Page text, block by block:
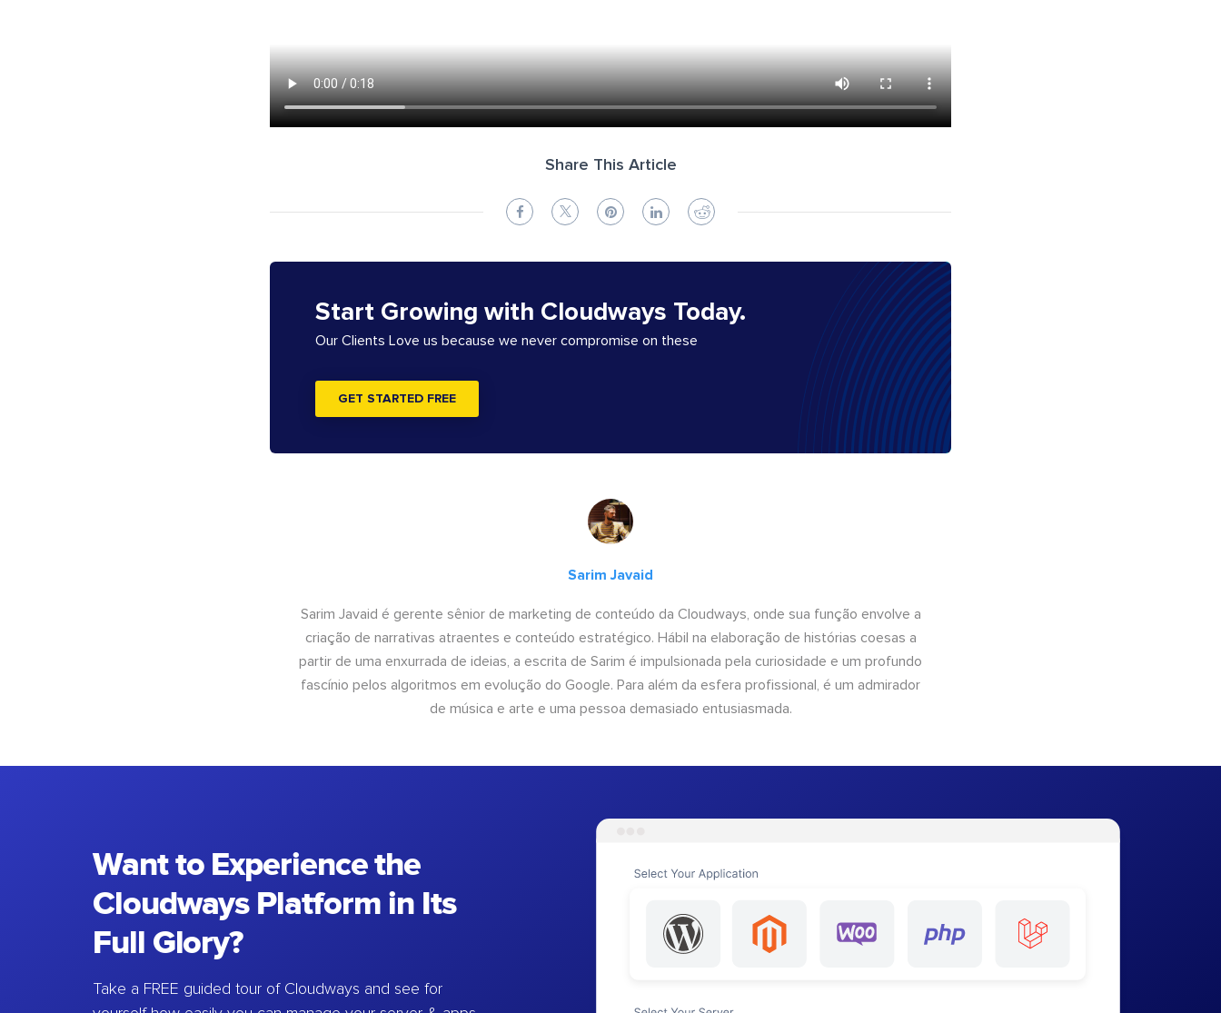
Share This Article
Start Growing with Cloudways Today.
Our Clients Love us because we never compromise on these
GET STARTED FREE
Sarim Javaid
Sarim Javaid é gerente sênior de marketing de conteúdo da Cloudways, onde sua função envolve a
criação de narrativas atraentes e conteúdo estratégico. Hábil na elaboração de histórias coesas a
partir de uma enxurrada de ideias, a escrita de Sarim é impulsionada pela curiosidade e um profundo
fascínio pelos algoritmos em evolução do Google. Para além da esfera profissional, é um admirador
de música e arte e uma pessoa demasiado entusiasmada.
Want to Experience the
Cloudways Platform in Its
Full Glory?
Take a FREE guided tour of Cloudways and see for